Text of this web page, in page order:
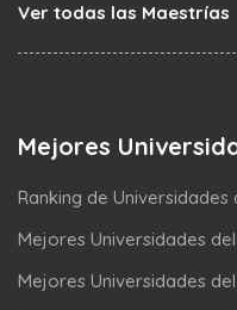
Ver todas las Maestrías
Mejores
Ranking de Universidades
Mejores Universidades
Mejores Universidades